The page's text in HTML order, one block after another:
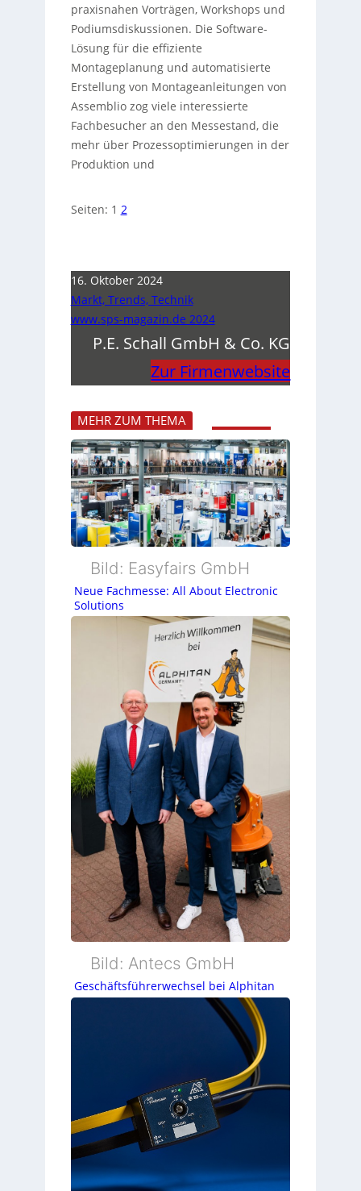
praxisnahen Vorträgen, Workshops und
Podiumsdiskussionen. Die Software-
Lösung für die effiziente
Montageplanung und automatisierte
Erstellung von Montageanleitungen von
Assemblio zog viele interessierte
Fachbesucher an den Messestand, die
mehr über Prozessoptimierungen in der
Produktion und
Seiten: 1 2
16. Oktober 2024
Markt, Trends, Technik
www.sps-magazin.de 2024
P.E. Schall GmbH & Co. KG
Zur Firmenwebsite
MEHR ZUM THEMA
Bild: Easyfairs GmbH
Neue Fachmesse: All About Electronic
Solutions
Bild: Antecs GmbH
Geschäftsführerwechsel bei Alphitan